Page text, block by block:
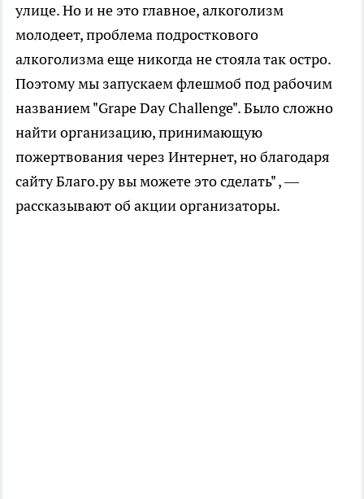
улице. Но и не это главное, алкоголизм
молодеет, проблема подросткового
алкоголизма еще никогда не стояла так остро.
Поэтому мы запускаем флешмоб под рабочим
названием "Grape Day Challenge". Было сложно
найти организацию, принимающую
пожертвования через Интернет, но благодаря
сайту Благо.ру вы можете это сделать" , —
рассказывают об акции организаторы.